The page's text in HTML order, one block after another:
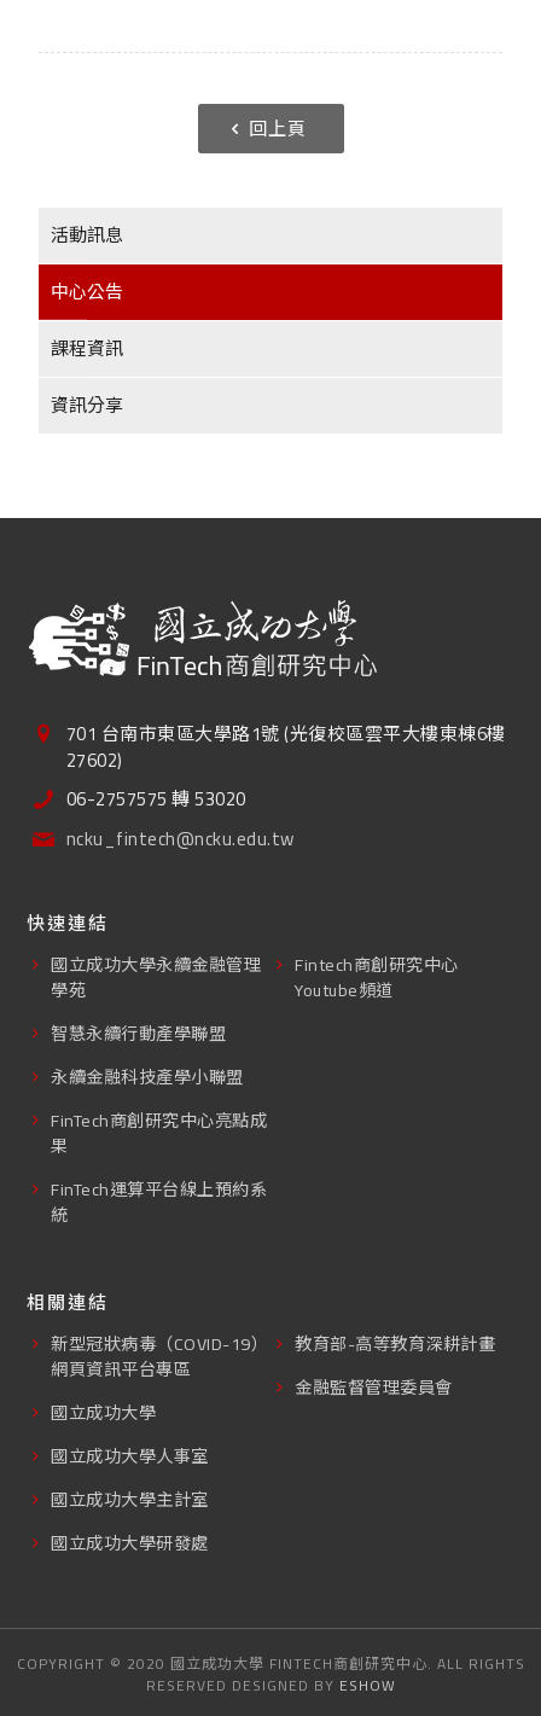
回上頁
活動訊息
中心公告
課程資訊
資訊分享
701 台南市東區大學路1號 (光復校區雲平大樓東棟6樓
27602)
06-2757575 轉 53020
ncku_fintech@ncku.edu.tw
快速連結
國立成功大學永續金融管理
學苑
智慧永續行動產學聯盟
永續金融科技產學小聯盟
FinTech商創研究中心亮點成
果
FinTech運算平台線上預約系
統
Fintech商創研究中心
Youtube頻道
相關連結
新型冠狀病毒（COVID-19）
網頁資訊平台專區
國立成功大學
國立成功大學人事室
國立成功大學主計室
國立成功大學研發處
教育部-高等教育深耕計畫
金融監督管理委員會
COPYRIGHT © 2020 國立成功大學 FINTECH商創研究中心. ALL RIGHTS
RESERVED DESIGNED BY ESHOW